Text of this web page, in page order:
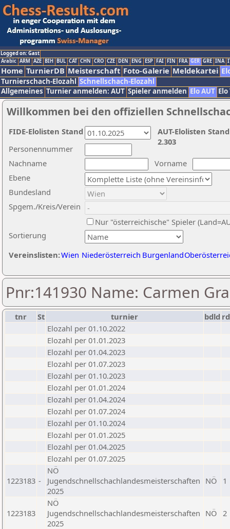
Logged on: Gast
Arabic ARM AZE BIH BUL CAT CHN CRO CZE DEN ENG ESP FAI FIN FRA GER GRE INA
Home TurnierDB Meisterschaft Foto-Galerie Meldekartei
Turnierschach-Elozahl Schnellschach-Elozahl
Allgemeines Turnier anmelden: AUT Spieler anmelden Elo AUT
Willkommen bei den offiziellen
Nachname
Vorname
Ebene
Sortierung
Personennummer
Bundesland
Spgem./Kreis/Verein
Nur "österreichische" Spieler
Vereinslisten:Wien Niederösterreich Burgenland
AUT-Elolisten
2.303
FIDE-Elolisten Stand
Pnr:141930 Name: Carmen
tnr St turnier bdld rd
Elozahl per 01.10.2022
Elozahl per 01.01.2023
Elozahl per 01.04.2023
Elozahl per 01.07.2023
Elozahl per 01.10.2023
Elozahl per 01.01.2024
Elozahl per 01.04.2024
Elozahl per 01.07.2024
Elozahl per 01.10.2024
Elozahl per 01.01.2025
Elozahl per 01.04.2025
Elozahl per 01.07.2025
1223183 -
NÖ
Jugendschnellschachlandesmeisterschaften
2025
NÖ 1
1223183
NÖ
Jugendschnellschachlandesmeisterschaften
2025
NÖ 2